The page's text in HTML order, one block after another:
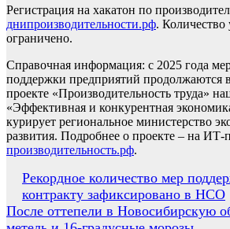
Регистрация на хакатон по
днипроизводительности.рф. Количество
ограничено.
Справочная информация: с 2025 года
поддержки предприятий продолжаются
проекте «Производительность труда»
«Эффективная и конкурентная
курирует региональное министерство
развития. Подробнее о проекте – на ИТ-
производительность.рф.
Навигация
по
записям
Рекордное количество мер
контракту зафиксировано в НСО
После оттепели в Новосибирскую